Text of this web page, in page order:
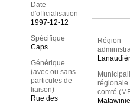
Date
d'officialisation
1997-12-12
Spécifique
Caps
Générique
(avec ou sans
particules de
liaison)
Rue des
Région
régionale
comté
Matawinie